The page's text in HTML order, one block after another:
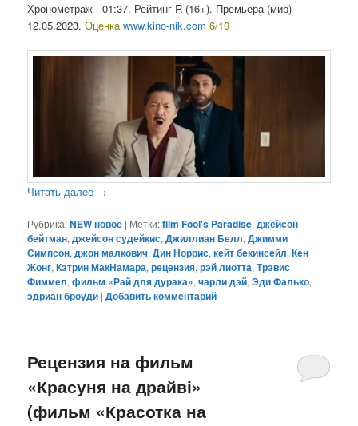
Хронометраж - 01:37. Рейтинг R (16+). Премьера (мир) -
12.05.2023.Оценкаwww.kino-nik.com 6/10
Читать далее →
Рубрика:NEW новое | Метки:film Fool's Paradise,джейсон
бейтман,джейсон судейкис,Джиллиан Белл,Джимми
Симпсон,джон малкович,Дин Норрис,кейт бекинсейл,Кен
Жонг,Кэтрин МакНамара,рецензия,рэй лиотта,Трэвис
Фиммел,фильм «Рай для дурака»,чарли дэй,Эди Фалько,
эдриан броуди |Добавить комментарий
Рецензия на фильм
«Красуня на драйві»
(фильм «Красотка на